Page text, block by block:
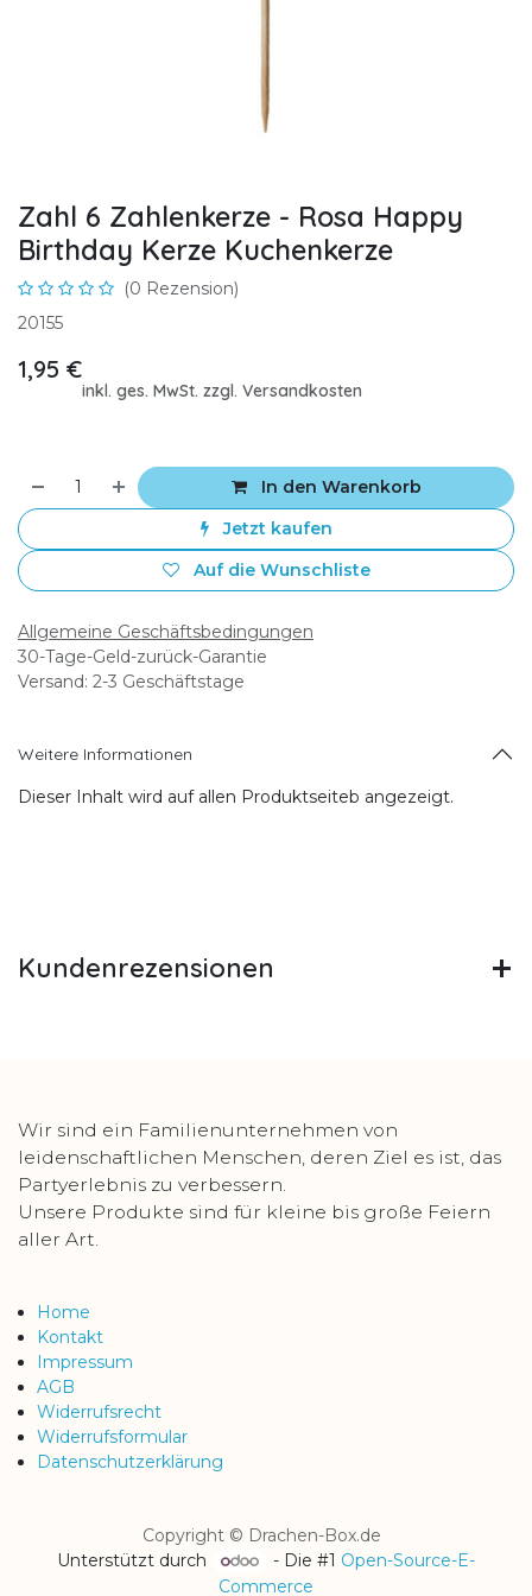
Zahl 6 Zahlenkerze - Rosa Happy
Birthday Kerze Kuchenkerze
(0 Rezension)
20155
1,95 €
inkl. ges. MwSt. zzgl. Versandkosten
In den Warenkorb
Jetzt kaufen
Auf die Wunschliste
Allgemeine Geschäftsbedingungen
30-Tage-Geld-zurück-Garantie
Versand: 2-3 Geschäftstage
Weitere Informationen
Dieser Inhalt wird auf allen Produktseiteb angezeigt.
Kundenrezensionen
Wir sind ein Familienunternehmen von
leidenschaftlichen Menschen, deren Ziel es ist, das
Partyerlebnis zu verbessern.
Unsere Produkte sind für kleine bis große Feiern
aller Art.
Home
Kontakt
Impressum
AGB
Widerrufsrecht
Widerrufsformular
Datenschutzerklärung
Copyright © Drachen-Box.de
Unterstützt durch
- Die #1 Open-Source-E-
Commerce